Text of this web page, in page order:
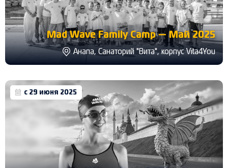
Mad Wave Family Camp — Май 2025
Анапа, Санаторий "Вита", корпус Vita4You
с 29 июня 2025